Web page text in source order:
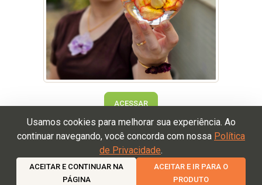
Usamos cookies para melhorar sua experiência. Ao
continuar navegando, você concorda com nossa Política
de Privacidade.
ACEITAR E CONTINUAR NA
PÁGINA
ACEITAR E IR PARA O
PRODUTO
ACESSAR
Termos de Uso Política de Devolução Política de